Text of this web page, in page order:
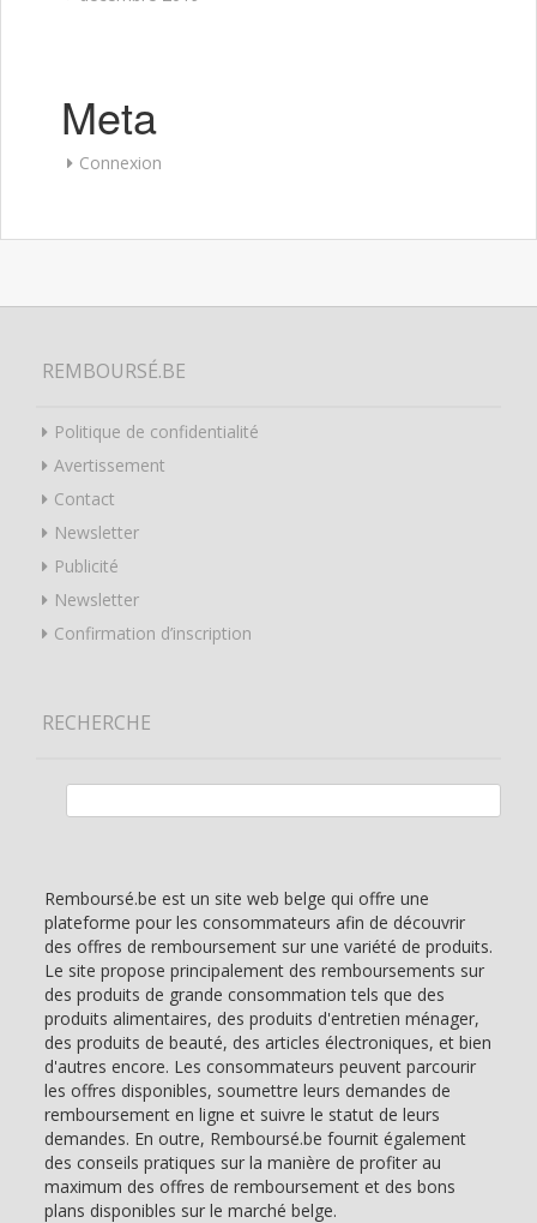
Meta
Connexion
REMBOURSÉ.BE
Politique de confidentialité
Avertissement
Contact
Newsletter
Publicité
Newsletter
Confirmation d’inscription
RECHERCHE
Remboursé.be est un site web belge qui offre une
plateforme pour les consommateurs afin de découvrir
des offres de remboursement sur une variété de produits.
Le site propose principalement des remboursements sur
des produits de grande consommation tels que des
produits alimentaires, des produits d'entretien ménager,
des produits de beauté, des articles électroniques, et bien
d'autres encore. Les consommateurs peuvent parcourir
les offres disponibles, soumettre leurs demandes de
remboursement en ligne et suivre le statut de leurs
demandes. En outre, Remboursé.be fournit également
des conseils pratiques sur la manière de profiter au
maximum des offres de remboursement et des bons
plans disponibles sur le marché belge.